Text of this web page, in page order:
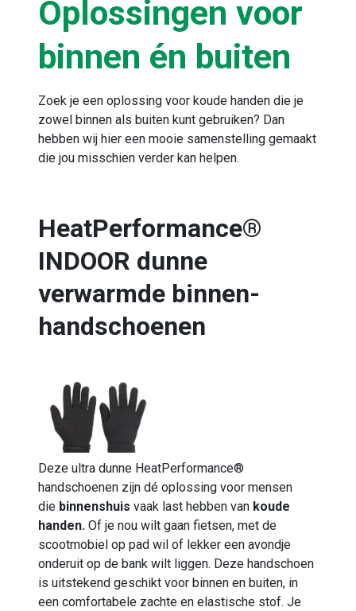
Oplossingen voor
binnen én buiten
Zoek je een oplossing voor koude handen die je
zowel binnen als buiten kunt gebruiken? Dan
hebben wij hier een mooie samenstelling gemaakt
die jou misschien verder kan helpen.
HeatPerformance®
INDOOR dunne
verwarmde binnen-
handschoenen
Deze ultra dunne HeatPerformance®
handschoenen zijn dé oplossing voor mensen
die binnenshuis vaak last hebben van koude
handen. Of je nou wilt gaan fietsen, met de
scootmobiel op pad wil of lekker een avondje
onderuit op de bank wilt liggen. Deze handschoen
is uitstekend geschikt voor binnen en buiten, in
een comfortabele zachte en elastische stof. Je